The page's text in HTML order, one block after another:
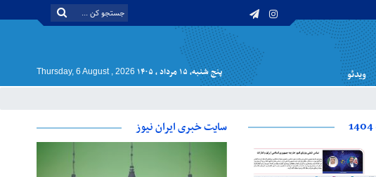
ویدئو پنج شنبه, ۱۵ مرداد , ۱۴۰۵ Thursday, 6 August , 2026
سایت خبری ایران نیوز